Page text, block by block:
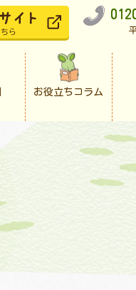
お役立ちコラム